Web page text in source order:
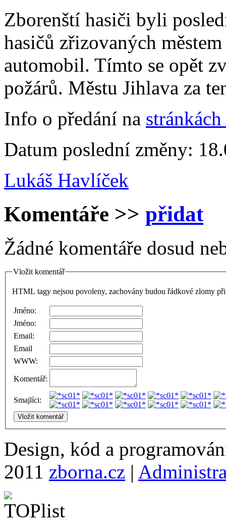
Zborenští hasiči byli
hasičů zřizovaných
automobil. Tímto se opět
požárů. Městu Jihlava za
Info o předání na stránkách
Datum poslední změny:
Lukáš Havlíček
Komentáře >> přidat
Žádné komentáře dosud
Vložit komentář
HTML tagy nejsou povoleny, zachovány budou řádkové zlomy
Jméno:
Jméno:
Email:
Email
WWW:
Komentář:
Smajlíci:
Design, kód a
2011 zborna.cz |